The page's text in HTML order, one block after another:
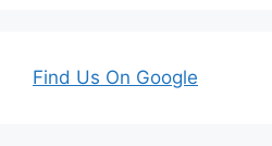
Find Us On Google